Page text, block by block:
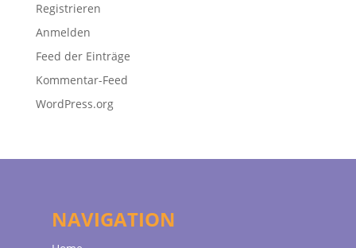
Registrieren
Anmelden
Feed der Einträge
Kommentar-Feed
WordPress.org
NAVIGATION